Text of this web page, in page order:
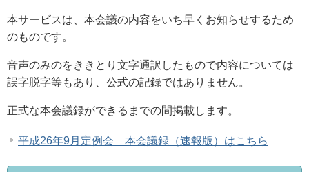
本サービスは、本会議の内容をいち早くお知らせするため
のものです。
音声のみのをききとり文字通訳したもので内容については
誤字脱字等もあり、公式の記録ではありません。
正式な本会議録ができるまでの間掲載します。
平成26年9月定例会 本会議録（速報版）はこちら